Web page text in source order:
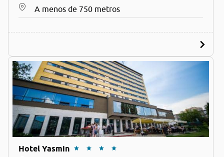
A menos de 750 metros
Hotel Yasmin